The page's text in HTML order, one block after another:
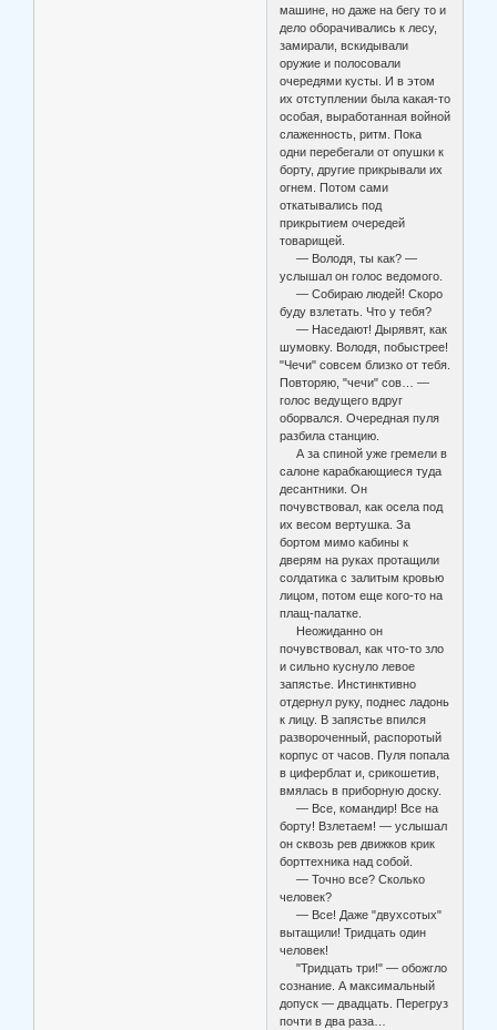
машине, но даже на бегу то и
дело оборачивались к лесу,
замирали, вскидывали
оружие и полосовали
очередями кусты. И в этом
их отступлении была какая-то
особая, выработанная войной
слаженность, ритм. Пока
одни перебегали от опушки к
борту, другие прикрывали их
огнем. Потом сами
откатывались под
прикрытием очередей
товарищей.
— Володя, ты как? —
услышал он голос ведомого.
— Собираю людей! Скоро
буду взлетать. Что у тебя?
— Наседают! Дырявят, как
шумовку. Володя, побыстрее!
"Чечи" совсем близко от тебя.
Повторяю, "чечи" сов… —
голос ведущего вдруг
оборвался. Очередная пуля
разбила станцию.
А за спиной уже гремели в
салоне карабкающиеся туда
десантники. Он
почувствовал, как осела под
их весом вертушка. За
бортом мимо кабины к
дверям на руках протащили
солдатика с залитым кровью
лицом, потом еще кого-то на
плащ-палатке.
Неожиданно он
почувствовал, как что-то зло
и сильно куснуло левое
запястье. Инстинктивно
отдернул руку, поднес ладонь
к лицу. В запястье впился
развороченный, распоротый
корпус от часов. Пуля попала
в циферблат и, срикошетив,
вмялась в приборную доску.
— Все, командир! Все на
борту! Взлетаем! — услышал
он сквозь рев движков крик
борттехника над собой.
— Точно все? Сколько
человек?
— Все! Даже "двухсотых"
вытащили! Тридцать один
человек!
"Тридцать три!" — обожгло
сознание. А максимальный
допуск — двадцать. Перегруз
почти в два раза…